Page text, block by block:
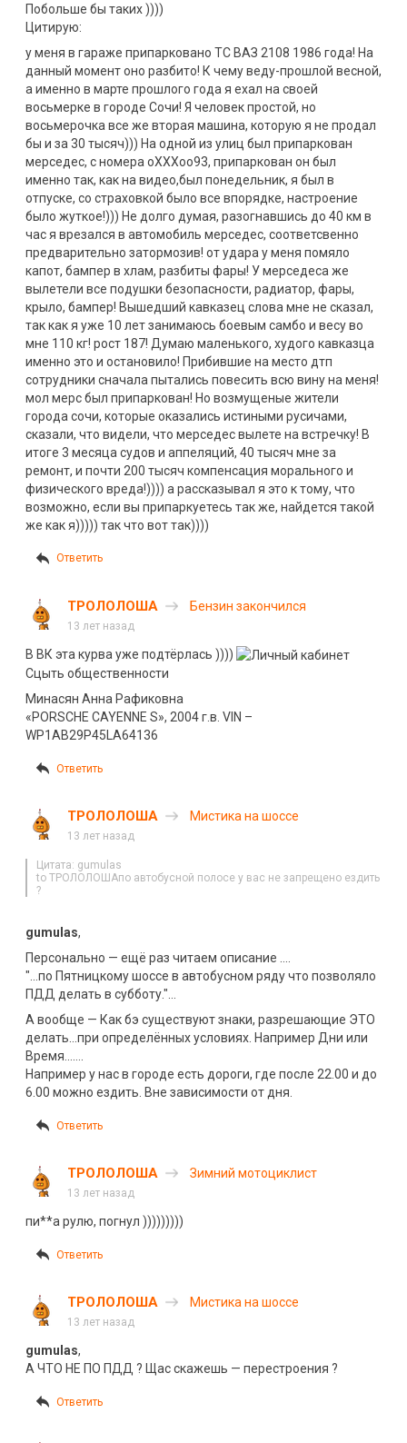
Побольше бы таких ))))
Цитирую:
у меня в гараже припарковано ТС ВАЗ 2108 1986 года! На
данный момент оно разбито! К чему веду-прошлой весной,
а именно в марте прошлого года я ехал на своей
восьмерке в городе Сочи! Я человек простой, но
восьмерочка все же вторая машина, которую я не продал
бы и за 30 тысяч))) На одной из улиц был припаркован
мерседес, с номера оХХХоо93, припаркован он был
именно так, как на видео,был понедельник, я был в
отпуске, со страховкой было все впорядке, настроение
было жуткое!))) Не долго думая, разогнавшись до 40 км в
час я врезался в автомобиль мерседес, соответсвенно
предварительно затормозив! от удара у меня помяло
капот, бампер в хлам, разбиты фары! У мерседеса же
вылетели все подушки безопасности, радиатор, фары,
крыло, бампер! Вышедший кавказец слова мне не сказал,
так как я уже 10 лет занимаюсь боевым самбо и весу во
мне 110 кг! рост 187! Думаю маленького, худого кавказца
именно это и остановило! Прибившие на место дтп
сотрудники сначала пытались повесить всю вину на меня!
мол мерс был припаркован! Но возмущеные жители
города сочи, которые оказались истиными русичами,
сказали, что видели, что мерседес вылете на встречку! В
итоге 3 месяца судов и аппеляций, 40 тысяч мне за
ремонт, и почти 200 тысяч компенсация морального и
физического вреда!)))) а рассказывал я это к тому, что
возможно, если вы припаркуетесь так же, найдется такой
же как я))))) так что вот так))))
Ответить
ТРОЛОЛОША Бензин закончился
13 лет назад
В ВК эта курва уже подтёрлась ))))
Сцыть общественности
Минасян Анна Рафиковна
«PORSCHE CAYENNE S», 2004 г.в. VIN –
WP1AB29P45LA64136
Ответить
ТРОЛОЛОША Мистика на шоссе
13 лет назад
Цитата: gumulas
to ТРОЛОЛОШАпо автобусной полосе у вас нe запрещено ездить
?
gumulas,
Персонально — ещё раз читаем описание ….
"…по Пятницкому шоссе в автобусном ряду что позволяло
ПДД делать в субботу."…
А вообще — Как бэ существуют знаки, разрешающие ЭТО
делать…при определённых условиях. Например Дни или
Время…….
Например у нас в городе есть дороги, где после 22.00 и до
6.00 можно ездить. Вне зависимости от дня.
Ответить
ТРОЛОЛОША Зимний мотоциклист
13 лет назад
пи**а рулю, погнул )))))))))
Ответить
ТРОЛОЛОША Мистика на шоссе
13 лет назад
gumulas,
А ЧТО НЕ ПО ПДД ? Щас скажешь — перестроения ?
Ответить